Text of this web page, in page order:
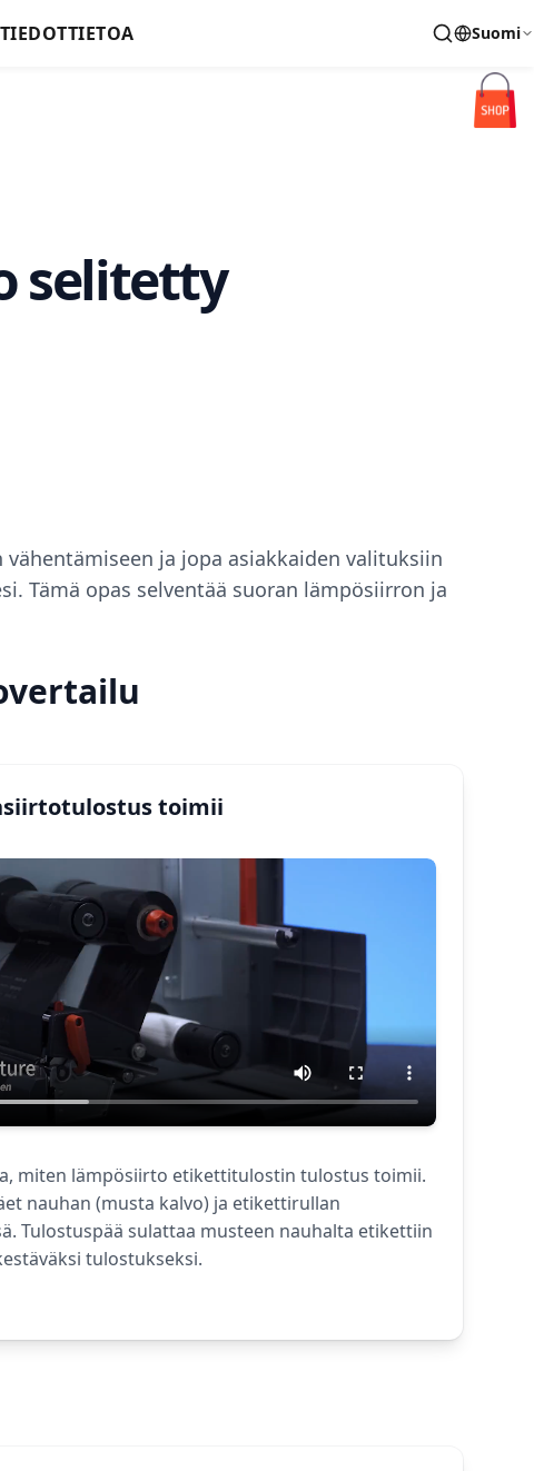
TIETOA Suomi
selitetty
ja jopa asiakkaiden valituksiin
Tämä opas selventää suoran lämpösiirron ja
toimii
miten lämpösiirto etikettitulostin tulostus toimii.
nauhan (musta kalvo) ja etikettirullan
Tulostuspää sulattaa musteen nauhalta etikettiin
tulostukseksi.